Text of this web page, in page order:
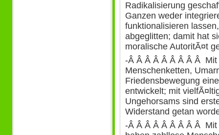
Radikalisierung
Ganzen weder
funktionalisieren
abgeglitten; damit hat
moralische AutoritÃ¤t
-Â Â Â Â Â Â Â Â Â
Menschenketten,
Friedensbewegung
entwickelt; mit
Ungehorsams sind
Widerstand getan
-Â Â Â Â Â Â Â Â Â